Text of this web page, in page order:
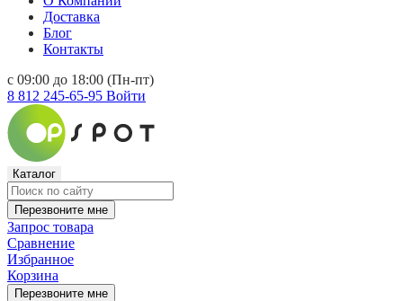
Доставка
Блог
Контакты
с 09:00 до 18:00 (Пн-пт)
8 812 245-65-95 Войти
Каталог
Перезвоните мне
Запрос товара
Сравнение
Избранное
Корзина
Перезвоните мне